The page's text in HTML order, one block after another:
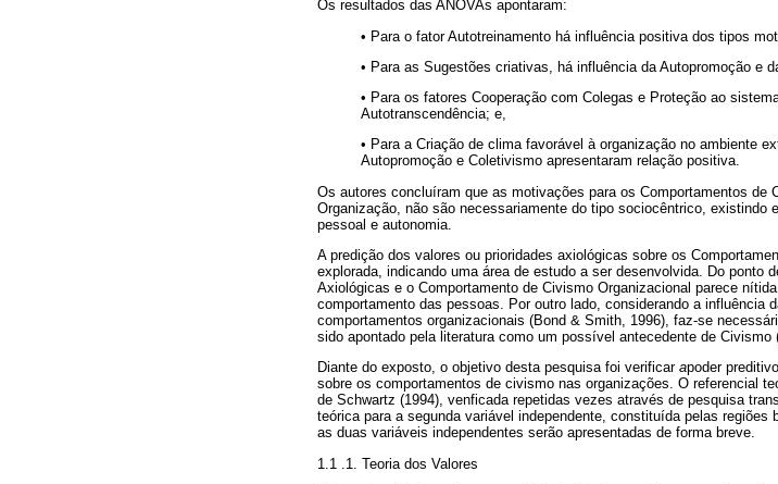
Os resultados das ANOVAs apontaram:
• Para o fator Autotreinamento há influência positiva dos tipos
• Para as Sugestões criativas, há influência da Autopromoção e
• Para os fatores Cooperação com Colegas e Proteção ao
Autotranscendência; e,
• Para a Criação de clima favorável à organização no ambiente
Autopromoção e Coletivismo apresentaram relação positiva.
Os autores concluíram que as motivações para os Comportamentos de
Organização, não são necessariamente do tipo sociocêntrico, existindo
pessoal e autonomia.
A predição dos valores ou prioridades axiológicas sobre os
explorada, indicando uma área de estudo a ser desenvolvida. Do ponto
Axiológicas e o Comportamento de Civismo Organizacional parece
comportamento das pessoas. Por outro lado, considerando a influência
comportamentos organizacionais (Bond & Smith, 1996), faz-se
sido apontado pela literatura como um possível antecedente de Civismo
Diante do exposto, o objetivo desta pesquisa foi verificar apoder
sobre os comportamentos de civismo nas organizações. O referencial
de Schwartz (1994), venficada repetidas vezes através de pesquisa
teórica para a segunda variável independente, constituída pelas
as duas variáveis independentes serão apresentadas de forma breve.
1.1 .1. Teoria dos Valores